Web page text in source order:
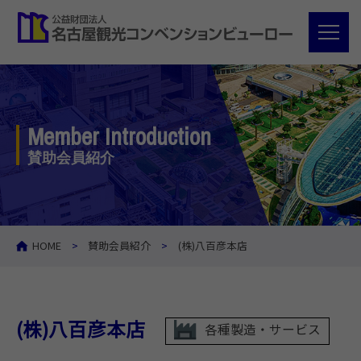
Member Introduction
賛助会員紹介
HOME 賛助会員紹介 (株)八百彦本店
(株)八百彦本店 各種製造・サービス